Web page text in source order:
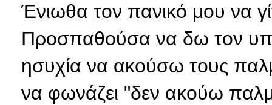
Ένιωθα τον πανικό μου να
Προσπαθούσα να δω τον
ησυχία να ακούσω τους
να φωνάζει "δεν ακούω